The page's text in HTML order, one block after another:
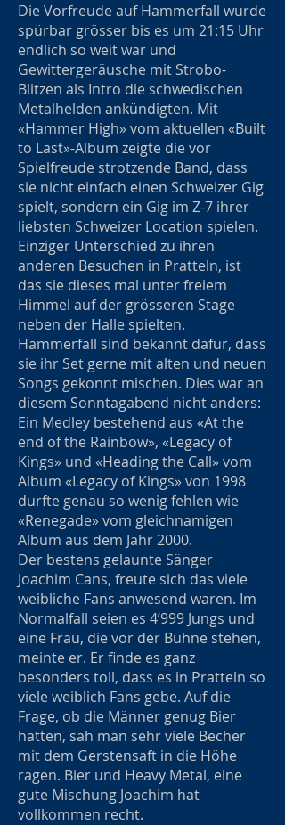
Die Vorfreude auf Hammerfall wurde
spürbar grösser bis es um 21:15 Uhr
endlich so weit war und
Gewittergeräusche mit Strobo-
Blitzen als Intro die schwedischen
Metalhelden ankündigten. Mit
«Hammer High» vom aktuellen «Built
to Last»-Album zeigte die vor
Spielfreude strotzende Band, dass
sie nicht einfach einen Schweizer Gig
spielt, sondern ein Gig im Z-7 ihrer
liebsten Schweizer Location spielen.
Einziger Unterschied zu ihren
anderen Besuchen in Pratteln, ist
das sie dieses mal unter freiem
Himmel auf der grösseren Stage
neben der Halle spielten.
Hammerfall sind bekannt dafür, dass
sie ihr Set gerne mit alten und neuen
Songs gekonnt mischen. Dies war an
diesem Sonntagabend nicht anders:
Ein Medley bestehend aus «At the
end of the Rainbow», «Legacy of
Kings» und «Heading the Call» vom
Album «Legacy of Kings» von 1998
durfte genau so wenig fehlen wie
«Renegade» vom gleichnamigen
Album aus dem Jahr 2000.
Der bestens gelaunte Sänger
Joachim Cans, freute sich das viele
weibliche Fans anwesend waren. Im
Normalfall seien es 4’999 Jungs und
eine Frau, die vor der Bühne stehen,
meinte er. Er finde es ganz
besonders toll, dass es in Pratteln so
viele weiblich Fans gebe. Auf die
Frage, ob die Männer genug Bier
hätten, sah man sehr viele Becher
mit dem Gerstensaft in die Höhe
ragen. Bier und Heavy Metal, eine
gute Mischung Joachim hat
vollkommen recht.